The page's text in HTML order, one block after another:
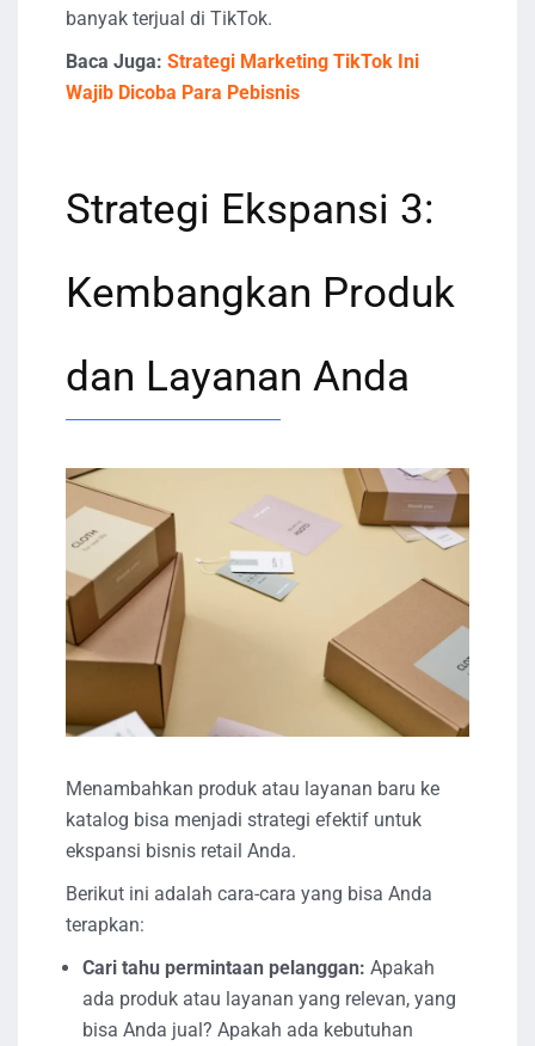
banyak terjual di TikTok.
Baca Juga: Strategi Marketing TikTok Ini
Wajib Dicoba Para Pebisnis
Strategi Ekspansi 3:
Kembangkan Produk
dan Layanan Anda
Menambahkan produk atau layanan baru ke
katalog bisa menjadi strategi efektif untuk
ekspansi bisnis retail Anda.
Berikut ini adalah cara-cara yang bisa Anda
terapkan:
Cari tahu permintaan pelanggan: Apakah
ada produk atau layanan yang relevan, yang
bisa Anda jual? Apakah ada kebutuhan